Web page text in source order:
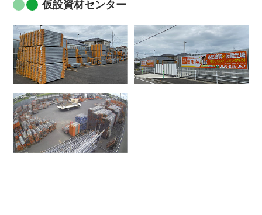
仮設資材センター